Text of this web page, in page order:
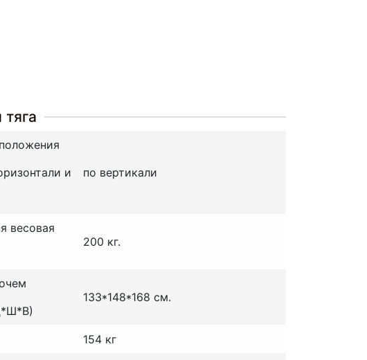
и
по вертикали
весовая
200 кг.
133*148*168 см.
154 кг